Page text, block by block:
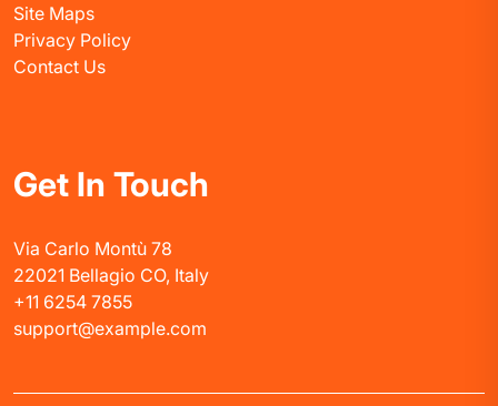
Site Maps
Privacy Policy
Contact Us
Get In Touch
Via Carlo Montù 78
22021 Bellagio CO, Italy
+11 6254 7855
support@example.com